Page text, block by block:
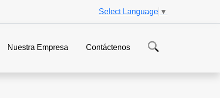
Select Language ▼
Nuestra Empresa Contáctenos